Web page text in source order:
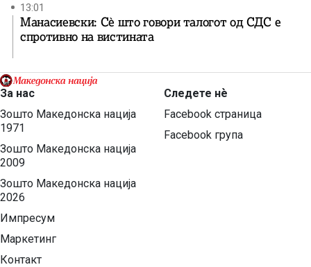
13:01
Манасиевски: Сè што говори талогот од СДС е
спротивно на вистината
За нас
Зошто Македонска нација
1971
Зошто Македонска нација
2009
Зошто Македонска нација
2026
Импресум
Маркетинг
Контакт
Следете нѐ
Facebook страница
Facebook група